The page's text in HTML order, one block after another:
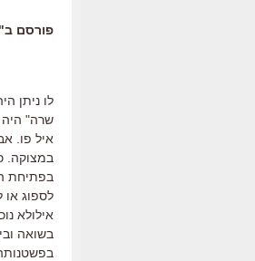
פורסם
לו ניתן
שרה" היה
איל פו.
במצוקה.
בפתיחת
לספוג
אילולא
בשואה